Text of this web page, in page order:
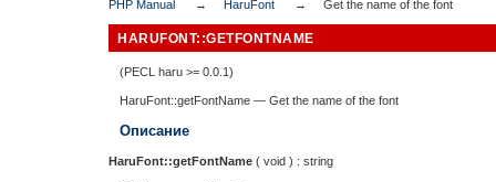
PHP Manual HaruFont Get the name of the font
HARUFONT::GETFONTNAME
(PECL haru >= 0.0.1)
HaruFont::getFontName — Get the name of the font
Описание
HaruFont::getFontName ( void ) : string